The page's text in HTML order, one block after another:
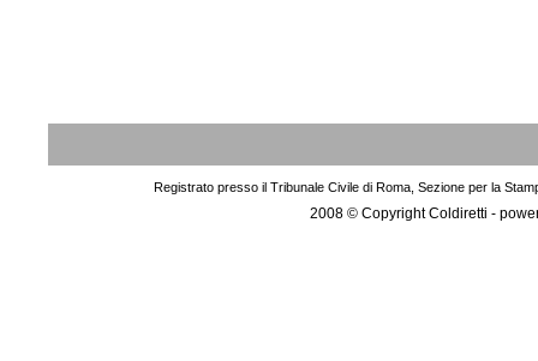
Registrato presso il Tribunale Civile di Roma, Sezione per la
2008 © Copyright Coldiretti -